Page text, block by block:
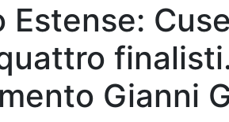
Estense:
Gianni